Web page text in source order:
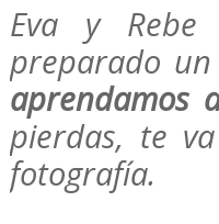
Eva y
preparado
aprendamos
pierdas, te
fotografía.